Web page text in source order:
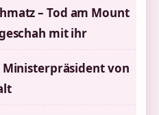
– Tod am Mount
mit ihr
Ministerpräsident von